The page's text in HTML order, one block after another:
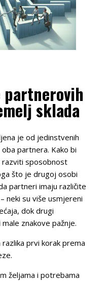
partnerovih
sklada
je od jedinstvenih
partnera. Kako bi
razviti sposobnost
što je drugoj osobi
partneri imaju različite
neki su više usmjereni
dok drugi
znakove pažnje.
prvi korak prema
željama i potrebama